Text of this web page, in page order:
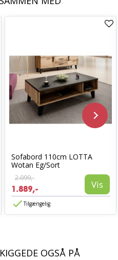
Sofabord 110cm LOTTA
Wotan Eg/Sort
2.099,-
1.889,- Vis
Tilgængelig
OGSÅ PÅ